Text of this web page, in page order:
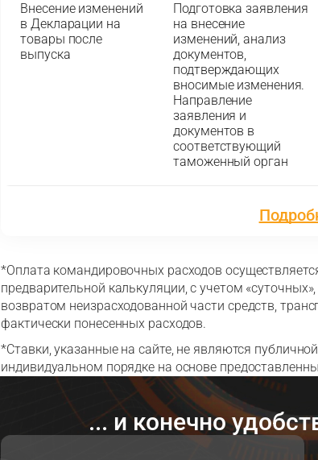
Внесение изменений
в Декларации на
товары после
выпуска
Подготовка заявления
на внесение
изменений, анализ
документов,
подтверждающих
вносимые изменения.
Направление
заявления и
документов в
соответствующий
таможенный орган
*Оплата командировочных расходов
предварительной калькуляции, с учетом
возвратом неизрасходованной части средств,
фактически понесенных расходов.
*Ставки, указанные на сайте, не являются
индивидуальном порядке на основе
... и конечно